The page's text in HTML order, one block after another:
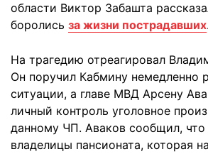
области Виктор Забашта
боролись за жизни пострадавших.
На трагедию отреагировал
Он поручил Кабмину немедленно
ситуации, а главе МВД Арсену
личный контроль уголовное
данному ЧП. Аваков сообщил,
владелицы пансионата, которая